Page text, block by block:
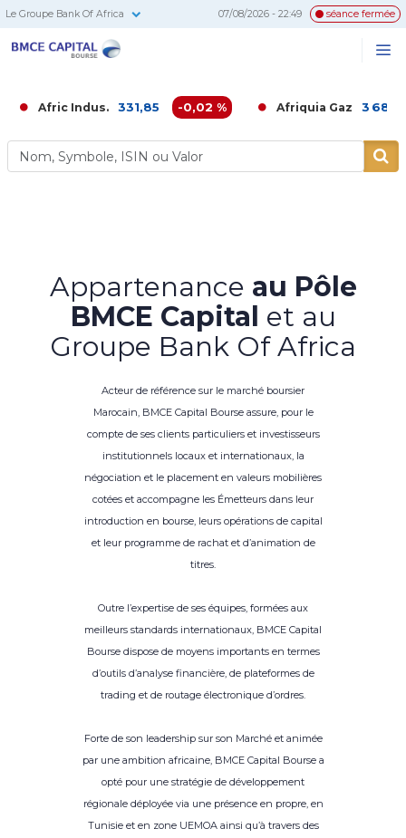
Le Groupe Bank Of Africa 07/08/2026 - 22:49 séance fermée
Indus. 331,85 -0,02 % Afriquia Gaz 3 680,00 -
Appartenance au Pôle
BMCE Capital et au
Groupe Bank Of Africa
Acteur de référence sur le marché boursier
Marocain, BMCE Capital Bourse assure, pour le
compte de ses clients particuliers et investisseurs
institutionnels locaux et internationaux, la
négociation et le placement en valeurs mobilières
cotées et accompagne les Émetteurs dans leur
introduction en bourse, leurs opérations de capital
et leur programme de rachat et d’animation de
titres.
Outre l’expertise de ses équipes, formées aux
meilleurs standards internationaux, BMCE Capital
Bourse dispose de moyens importants en termes
d’outils d’analyse financière, de plateformes de
trading et de routage électronique d’ordres.
Forte de son leadership sur son Marché et animée
par une ambition africaine, BMCE Capital Bourse a
opté pour une stratégie de développement
régionale déployée via une présence en propre, en
Tunisie et en zone UEMOA ainsi qu’à travers des